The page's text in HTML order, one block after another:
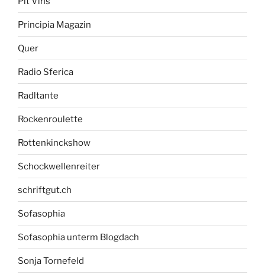
Principia Magazin
Quer
Radio Sferica
Radltante
Rockenroulette
Rottenkinckshow
Schockwellenreiter
schriftgut.ch
Sofasophia
Sofasophia unterm Blogdach
Sonja Tornefeld